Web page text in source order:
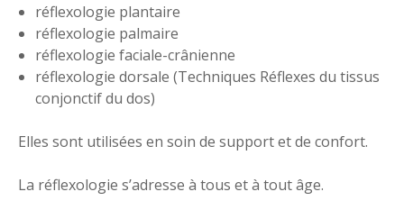
réflexologie plantaire
réflexologie palmaire
réflexologie faciale-crânienne
réflexologie dorsale (Techniques Réflexes du tissus
conjonctif du dos)
Elles sont utilisées en soin de support et de confort.
La réflexologie s’adresse à tous et à tout âge.